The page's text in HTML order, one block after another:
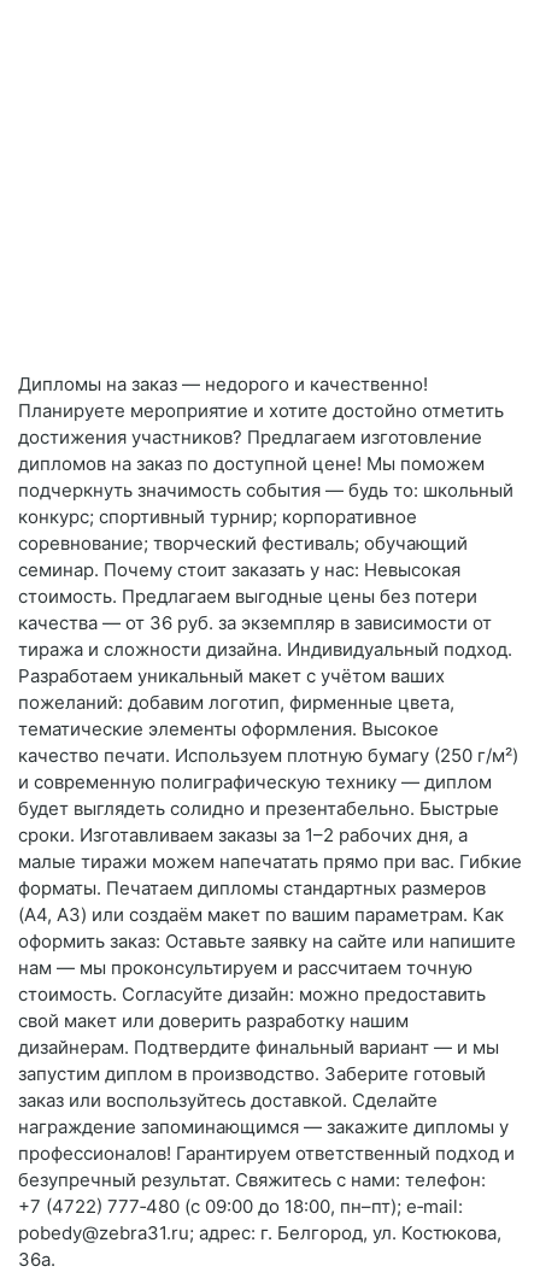
Дипломы на заказ — недорого и качественно!
Планируете мероприятие и хотите достойно отметить
достижения участников? Предлагаем изготовление
дипломов на заказ по доступной цене! Мы поможем
подчеркнуть значимость события — будь то: школьный
конкурс; спортивный турнир; корпоративное
соревнование; творческий фестиваль; обучающий
семинар. Почему стоит заказать у нас: Невысокая
стоимость. Предлагаем выгодные цены без потери
качества — от 36 руб. за экземпляр в зависимости от
тиража и сложности дизайна. Индивидуальный подход.
Разработаем уникальный макет с учётом ваших
пожеланий: добавим логотип, фирменные цвета,
тематические элементы оформления. Высокое
качество печати. Используем плотную бумагу (250 г/м²)
и современную полиграфическую технику — диплом
будет выглядеть солидно и презентабельно. Быстрые
сроки. Изготавливаем заказы за 1–2 рабочих дня, а
малые тиражи можем напечатать прямо при вас. Гибкие
форматы. Печатаем дипломы стандартных размеров
(A4, A3) или создаём макет по вашим параметрам. Как
оформить заказ: Оставьте заявку на сайте или напишите
нам — мы проконсультируем и рассчитаем точную
стоимость. Согласуйте дизайн: можно предоставить
свой макет или доверить разработку нашим
дизайнерам. Подтвердите финальный вариант — и мы
запустим диплом в производство. Заберите готовый
заказ или воспользуйтесь доставкой. Сделайте
награждение запоминающимся — закажите дипломы у
профессионалов! Гарантируем ответственный подход и
безупречный результат. Свяжитесь с нами: телефон:
+7 (4722) 777‑480 (с 09:00 до 18:00, пн–пт); e‑mail:
pobedy@zebra31.ru; адрес: г. Белгород, ул. Костюкова,
36а.